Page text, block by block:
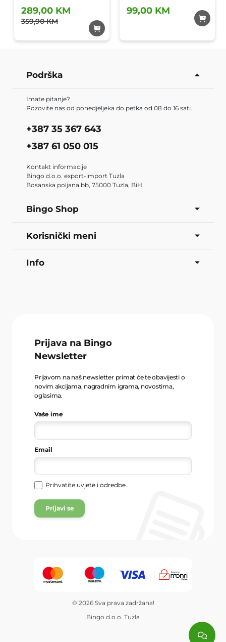
289,00 KM
359,90 KM
Dodaj u
omiljene
99,00 KM
Dodaj u
Podrška
Imate pitanje?
Pozovite nas od ponedjeljeka do petka od 08 do 16 sati.
+387 35 367 643
+387 61 050 015
Kontakt informacije
Bingo d.o.o. export-import Tuzla
Bosanska poljana bb, 75000 Tuzla, BiH
Bingo Shop
Korisnički meni
Info
Prijava na Bingo
Newsletter
Prijavom na naš newsletter primat će te obavijesti o
novim akcijama, nagradnim igrama, novostima,
oglasima.
Vaše ime
Email
Prihvatite uvjete i odredbe.
Prijavi se
© 2026 Sva prava zadržana!
Bingo d.o.o. Tuzla